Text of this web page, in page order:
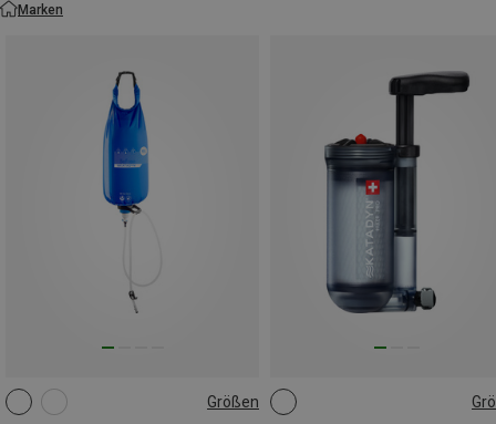
Marken
Größen
10L ONE SIZE